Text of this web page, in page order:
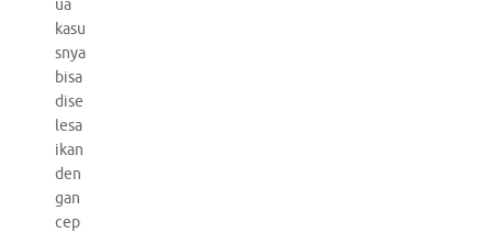
ua
kasu
snya
bisa
dise
lesa
ikan
den
gan
cep